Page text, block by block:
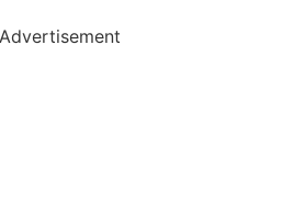
Advertisement